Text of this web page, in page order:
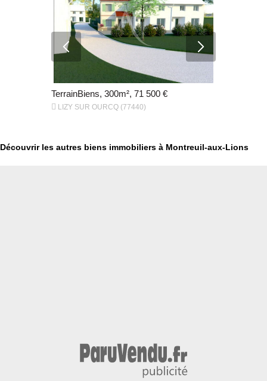
TerrainBiens, 300m², 71 500 €
 LIZY SUR OURCQ (77440)
Découvrir les autres biens immobiliers à Montreuil-aux-Lions